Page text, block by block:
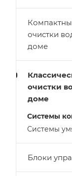
очистки
доме
очистки
доме
Системы
Системы
Блоки